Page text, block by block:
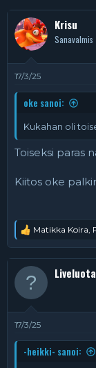
a
k
t
i
o
t
:
Krisu
Sanavalmis
17/3/25
oke sanoi:
Kukahan oli
Toiseksi paras
Kiitos oke
R
a
k
o
t
:
Matikka Koira,
17/3/25
-heikki- sanoi: